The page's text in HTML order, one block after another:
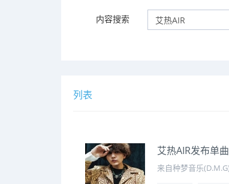
内容搜索
列表
艾热AIR发布单
来自种梦音乐